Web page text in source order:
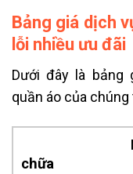
Bảng giá dịch
lỗi nhiều ưu đãi
Dưới đây là bảng
quần áo của
Nội
chữa